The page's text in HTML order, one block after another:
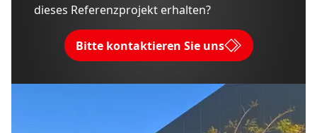
dieses Referenzprojekt erhalten?
Bitte kontaktieren Sie uns